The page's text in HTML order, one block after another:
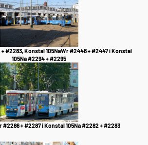
#2283, Konstal 105NaWr #2448 + #2447 i Konstal
105Na #2294 + #2295
#2286 + #2287 i Konstal 105Na #2282 + #2283